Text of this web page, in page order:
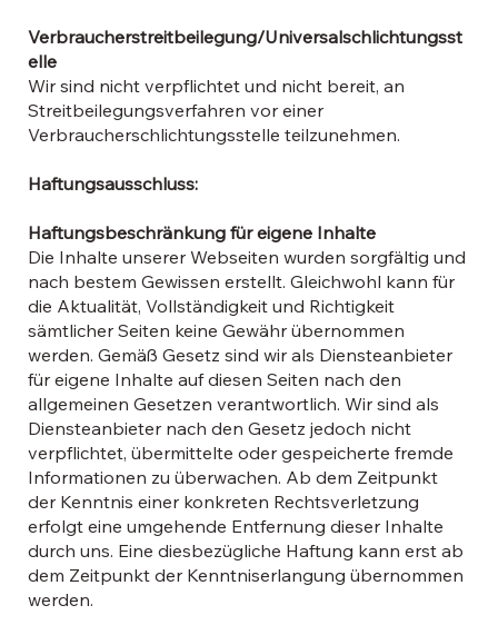
Verbraucherstreitbeilegung/Universalschlichtungsst
elle
Wir sind nicht verpflichtet und nicht bereit, an
Streitbeilegungsverfahren vor einer
Verbraucherschlichtungsstelle teilzunehmen.
Haftungsausschluss:
Haftungsbeschränkung für eigene Inhalte
Die Inhalte unserer Webseiten wurden sorgfältig und
nach bestem Gewissen erstellt. Gleichwohl kann für
die Aktualität, Vollständigkeit und Richtigkeit
sämtlicher Seiten keine Gewähr übernommen
werden. Gemäß Gesetz sind wir als Diensteanbieter
für eigene Inhalte auf diesen Seiten nach den
allgemeinen Gesetzen verantwortlich. Wir sind als
Diensteanbieter nach den Gesetz jedoch nicht
verpflichtet, übermittelte oder gespeicherte fremde
Informationen zu überwachen. Ab dem Zeitpunkt
der Kenntnis einer konkreten Rechtsverletzung
erfolgt eine umgehende Entfernung dieser Inhalte
durch uns. Eine diesbezügliche Haftung kann erst ab
dem Zeitpunkt der Kenntniserlangung übernommen
werden.